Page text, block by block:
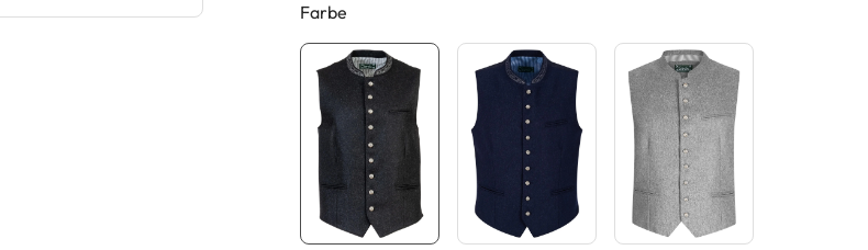
Farbe